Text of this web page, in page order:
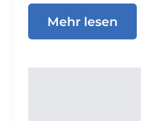
Mehr lesen